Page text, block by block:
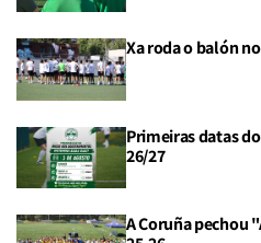
Xa roda o balón
Primeiras datas
26/27
A Coruña pechou